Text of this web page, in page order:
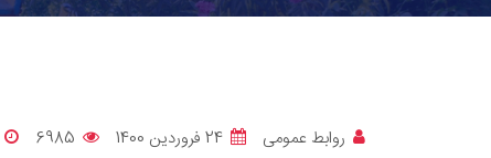
روابط عمومی 24 فروردین 1400 6985